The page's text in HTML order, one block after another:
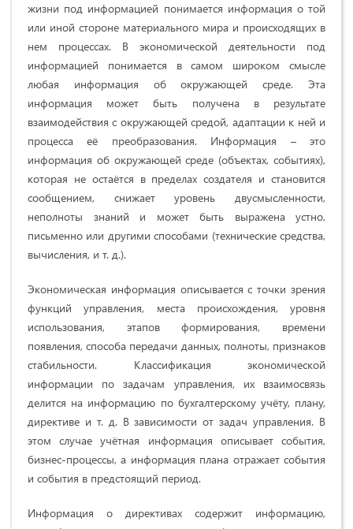
жизни под информацией понимается информация о той
или иной стороне материального мира и происходящих в
нем процессах. В экономической деятельности под
информацией понимается в самом широком смысле
любая информация об окружающей среде. Эта
информация может быть получена в результате
взаимодействия с окружающей средой, адаптации к ней и
процесса её преобразования. Информация – это
информация об окружающей среде (объектах, событиях),
которая не остаётся в пределах создателя и становится
сообщением, снижает уровень двусмысленности,
неполноты знаний и может быть выражена устно,
письменно или другими способами (технические средства,
вычисления, и т. д.).
Экономическая информация описывается с точки зрения
функций управления, места происхождения, уровня
использования, этапов формирования, времени
появления, способа передачи данных, полноты, признаков
стабильности. Классификация экономической
информации по задачам управления, их взаимосвязь
делится на информацию по бухгалтерскому учёту, плану,
директиве и т. д. В зависимости от задач управления. В
этом случае учётная информация описывает события,
бизнес-процессы, а информация плана отражает события
и события в предстоящий период.
Информация о директивах содержит информацию,